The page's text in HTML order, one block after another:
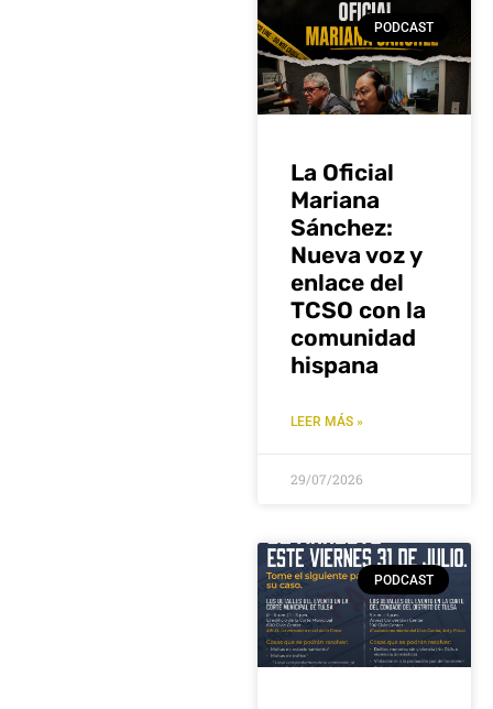
PODCAST
La Oficial
Mariana
Sánchez:
Nueva voz y
enlace del
TCSO con la
comunidad
hispana
LEER MÁS »
29/07/2026
PODCAST